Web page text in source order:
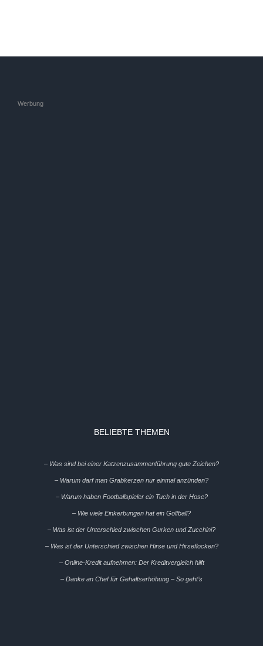
Werbung
BELIEBTE THEMEN
– Was sind bei einer Katzenzusammenführung gute Zeichen?
– Warum darf man Grabkerzen nur einmal anzünden?
– Warum haben Footballspieler ein Tuch in der Hose?
– Wie viele Einkerbungen hat ein Golfball?
– Was ist der Unterschied zwischen Gurken und Zucchini?
– Was ist der Unterschied zwischen Hirse und Hirseflocken?
– Online-Kredit aufnehmen: Der Kreditvergleich hilft
– Danke an Chef für Gehaltserhöhung – So geht’s